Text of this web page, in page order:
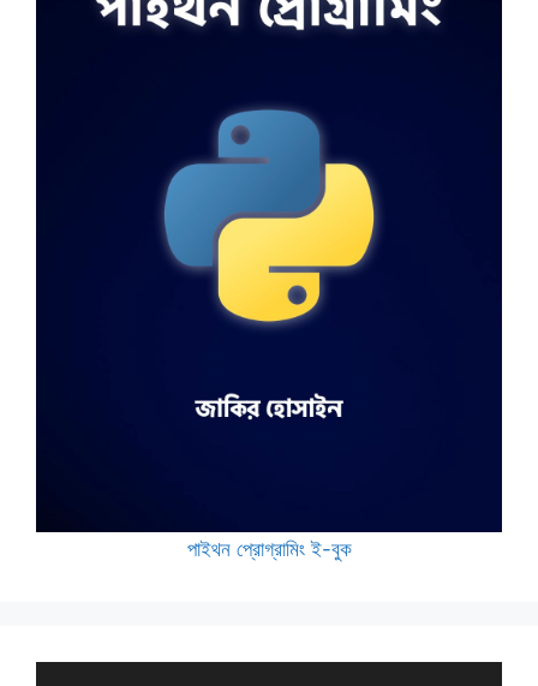
পাইথন প্রোগ্রামিং ই-বুক